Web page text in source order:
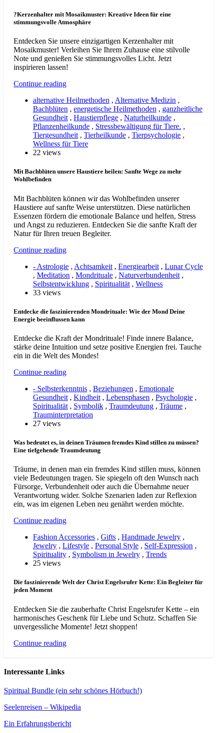
?Kerzenhalter mit Mosaikmuster: Kreative Ideen für eine
stimmungsvolle Atmosphäre
Entdecken Sie unsere einzigartigen Kerzenhalter mit
Mosaikmuster! Verleihen Sie Ihrem Zuhause eine stilvolle
Note und genießen Sie stimmungsvolles Licht. Jetzt
inspirieren lassen!
Continue reading
alternative Heilmethoden , Alternative Medizin ,
Bachblüten , energetische Heilmethoden , ganzheitliche
Gesundheit , Haustierpflege , Naturheilkunde ,
Pflanzenheilkunde , Stressbewältigung für Tiere. ,
Tiergesundheit , Tierheilkunde , Tierpsychologie ,
Wellness für Tiere
22 views
Mit Bachblüten unsere Haustiere heilen: Sanfte Wege zu mehr
Wohlbefinden
Mit Bachblüten können wir das Wohlbefinden unserer
Haustiere auf sanfte Weise unterstützen. Diese natürlichen
Essenzen fördern die emotionale Balance und helfen, Stress
und Angst zu reduzieren. Entdecken Sie die sanfte Kraft der
Natur für Ihren treuen Begleiter.
Continue reading
- Astrologie , Achtsamkeit , Energiearbeit , Lunar Cycle
, Meditation , Mondrituale , Naturverbundenheit ,
Selbstentwicklung , Spiritualität , Wellness
33 views
Entdecke die faszinierenden Mondrituale: Wie der Mond Deine
Energie beeinflussen kann
Entdecke die Kraft der Mondrituale! Finde innere Balance,
stärke deine Intuition und setze positive Energien frei. Tauche
ein in die Welt des Mondes!
Continue reading
- Selbsterkenntnis , Beziehungen , Emotionale
Gesundheit , Kindheit , Lebensphasen , Psychologie ,
Spiritualität , Symbolik , Traumdeutung , Träume ,
Trauminterpretation
27 views
Was bedeutet es, in deinen Träumen fremdes Kind stillen zu müssen?
Eine tiefgehende Traumdeutung
Träume, in denen man ein fremdes Kind stillen muss, können
viele Bedeutungen tragen. Sie spiegeln oft den Wunsch nach
Fürsorge, Verbundenheit oder auch die Übernahme neuer
Verantwortung wider. Solche Szenarien laden zur Reflexion
ein, was im eigenen Leben neu genährt werden möchte.
Continue reading
Fashion Accessories , Gifts , Handmade Jewelry ,
Jewelry , Lifestyle , Personal Style , Self-Expression ,
Spirituality , Symbolism in Jewelry , Trends
25 views
Die faszinierende Welt der Christ Engelsrufer Kette: Ein Begleiter für
jeden Moment
Entdecken Sie die zauberhafte Christ Engelsrufer Kette – ein
harmonisches Geschenk für Liebe und Schutz. Schaffen Sie
unvergessliche Momente! Jetzt shoppen!
Continue reading
Interessante Links
Spiritual Bundle (ein sehr schönes Hörbuch!)
Seelenreisen – Wikipedia
Ein Erfahrungsbericht